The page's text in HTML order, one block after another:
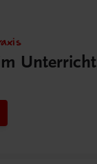
Unterricht